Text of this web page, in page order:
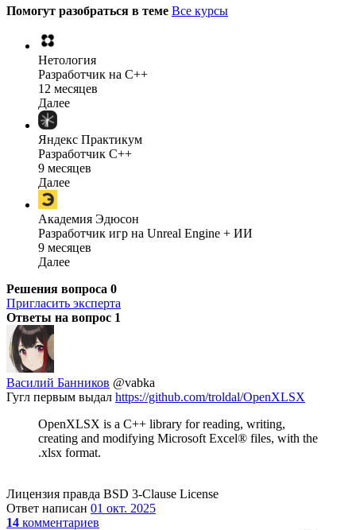
Помогут разобраться в теме Все курсы
Нетология
Разработчик на C++
12 месяцев
Далее
Яндекс Практикум
Разработчик C++
9 месяцев
Далее
Академия Эдюсон
Разработчик игр на Unreal Engine + ИИ
9 месяцев
Далее
Решения вопроса 0
Пригласить эксперта
Ответы на вопрос 1
Василий Банников @vabka
Гугл первым выдал https://github.com/troldal/OpenXLSX
OpenXLSX is a C++ library for reading, writing,
creating and modifying Microsoft Excel® files, with the
.xlsx format.
Лицензия правда BSD 3-Clause License
Ответ написан 01 окт. 2025
14 комментариев